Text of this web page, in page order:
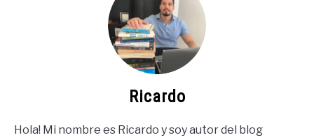
Ricardo
Hola! Mi nombre es Ricardo y soy autor del blog